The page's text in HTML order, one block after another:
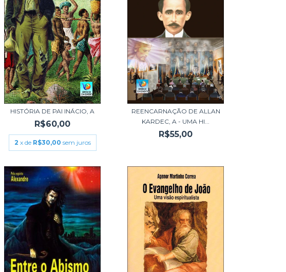
HISTÓRIA DE PAI INÁCIO, A
R$60,00
2 x de R$30,00 sem juros
REENCARNAÇÃO DE ALLAN
KARDEC, A - UMA HI...
R$55,00